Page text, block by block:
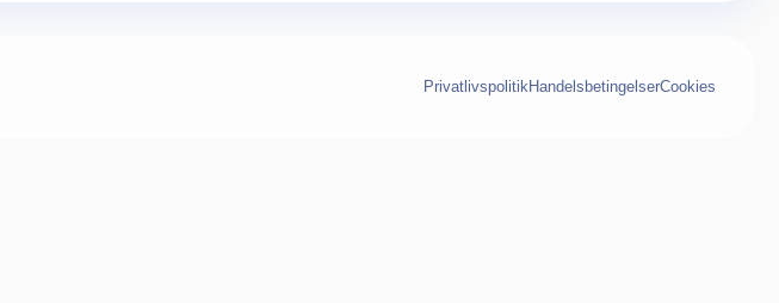
PrivatlivspolitikHandelsbetingelserCookies